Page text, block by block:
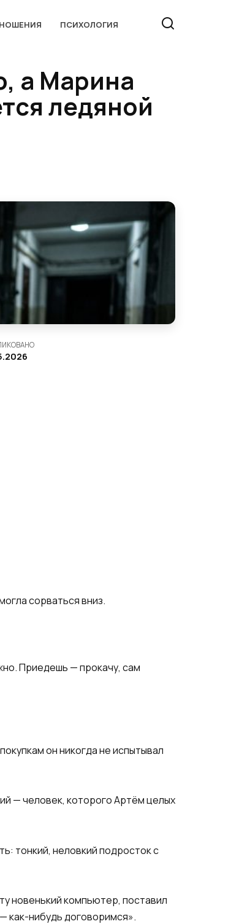
ПСИХОЛОГИЯ
а Марина
ледяной
сорваться вниз.
Приедешь — прокачу, сам
он никогда не испытывал
— человек, которого Артём целых
тонкий, неловкий подросток с
новенький компьютер, поставил
как-нибудь договоримся».